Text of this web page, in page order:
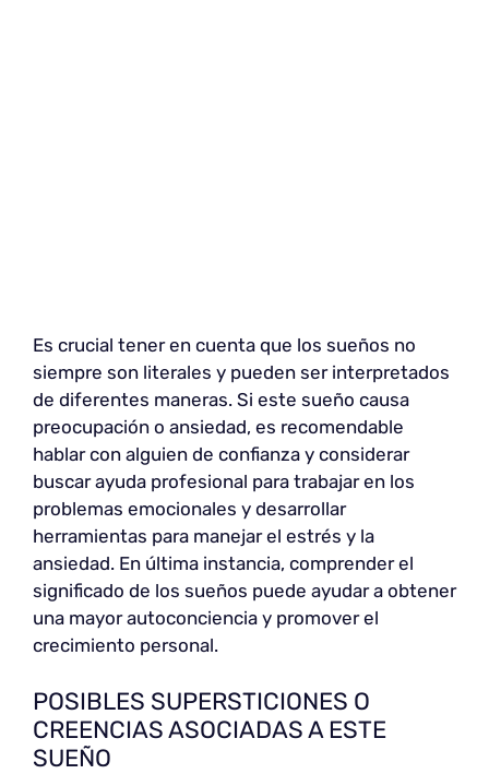
Es crucial tener en cuenta que los sueños no
siempre son literales y pueden ser interpretados
de diferentes maneras. Si este sueño causa
preocupación o ansiedad, es recomendable
hablar con alguien de confianza y considerar
buscar ayuda profesional para trabajar en los
problemas emocionales y desarrollar
herramientas para manejar el estrés y la
ansiedad. En última instancia, comprender el
significado de los sueños puede ayudar a obtener
una mayor autoconciencia y promover el
crecimiento personal.
POSIBLES SUPERSTICIONES O
CREENCIAS ASOCIADAS A ESTE
SUEÑO